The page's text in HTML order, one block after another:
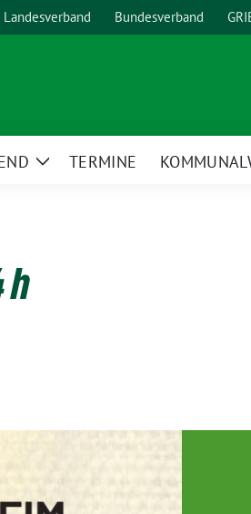
Landesverband Bundesverband
ZeigeTERMINE
h